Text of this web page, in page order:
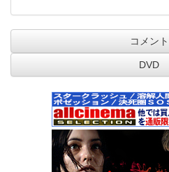
コメント
DVD